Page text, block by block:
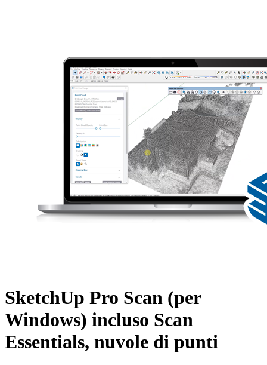
SketchUp Pro Scan (per
Windows) incluso Scan
Essentials, nuvole di punti